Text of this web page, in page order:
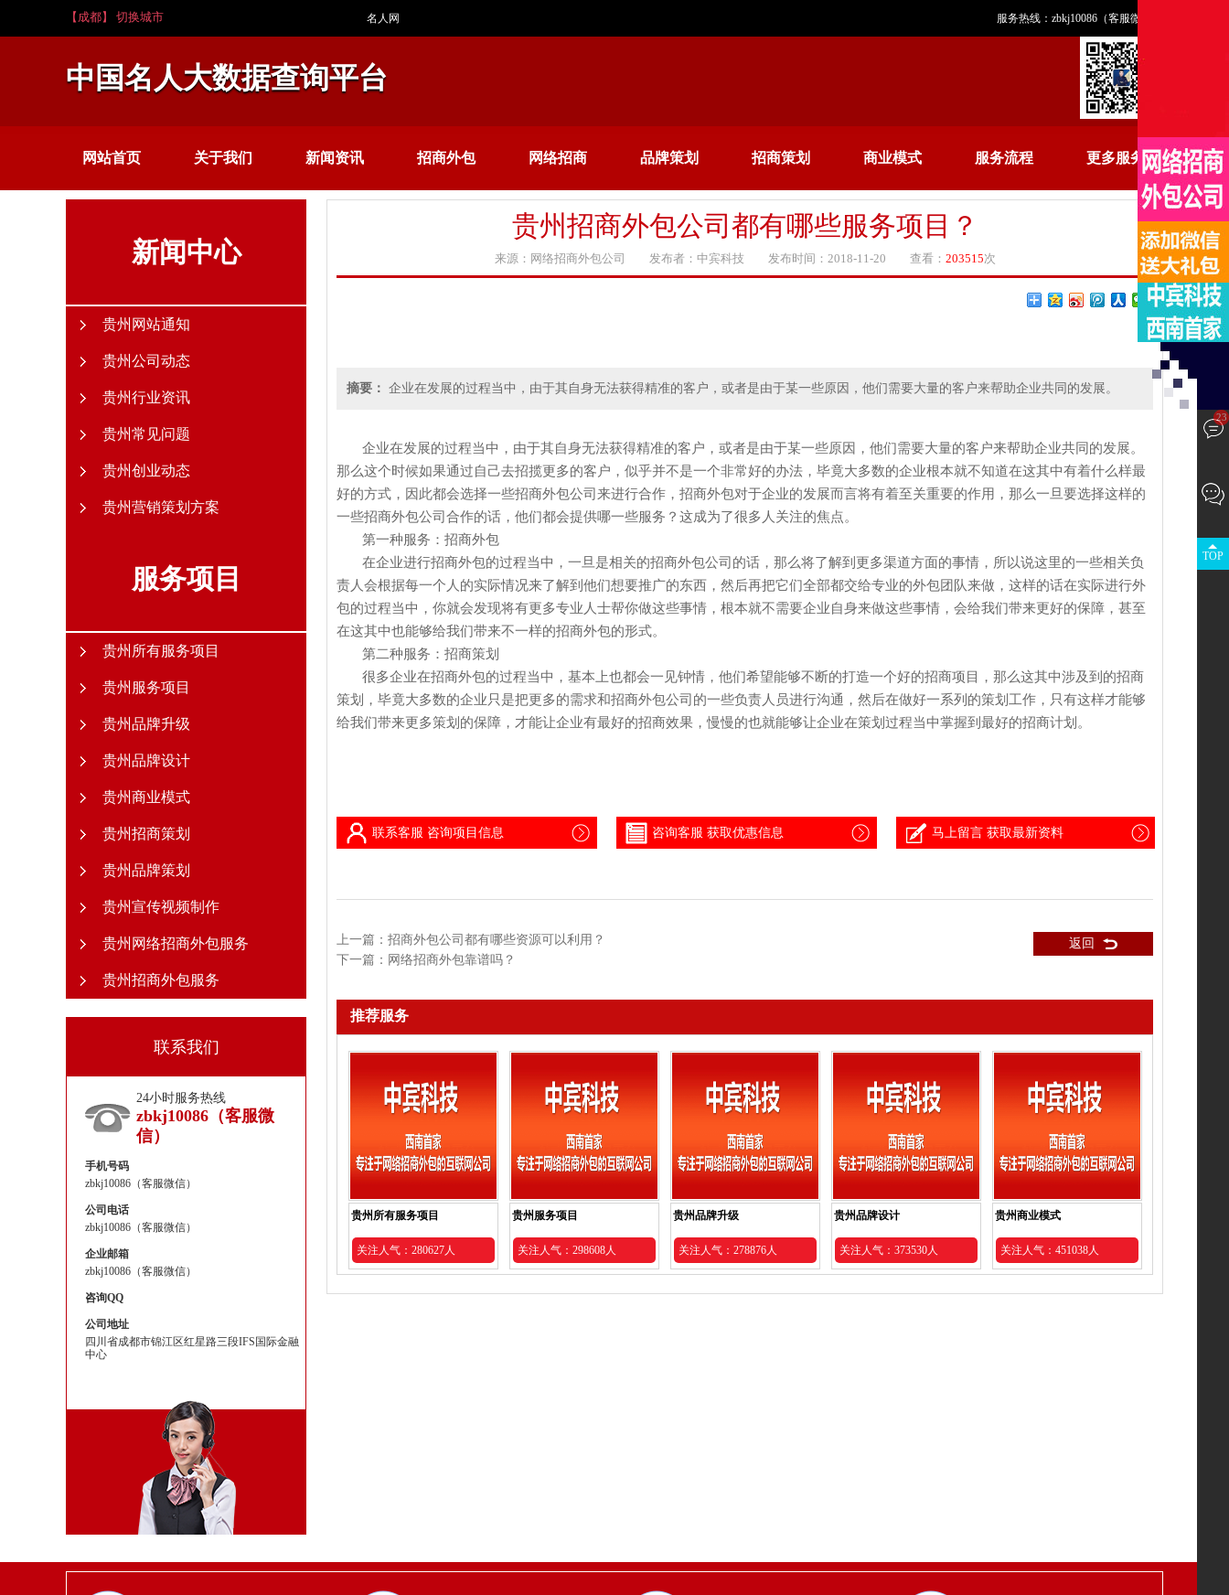
【成都】 切换城市 名人网 服务热线：zbkj10086（客服微信）
中国名人大数据查询平台
网站首页 关于我们 新闻资讯 招商外包 网络招商 品牌策划 招商策划 商业模式 服务流程 更多服务
贵州招商外包公司都有哪些服务项目？
来源：网络招商外包公司 发布者：中宾科技 发布时间：2018-11-20 查看： 203515次
摘要： 企业在发展的过程当中，由于其自身无法获得精准的客户，或者是由于某一些原因，他们需要大量的客户来帮助企业共同的发展。
企业在发展的过程当中，由于其自身无法获得精准的客户，或者是由于某一些原因，他们需要大量的客户来帮助企业共同的发展。
那么这个时候如果通过自己去招揽更多的客户，似乎并不是一个非常好的办法，毕竟大多数的企业根本就不知道在这其中有着什么样最
好的方式，因此都会选择一些招商外包公司来进行合作，招商外包对于企业的发展而言将有着至关重要的作用，那么一旦要选择这样的
一些招商外包公司 合作的话，他们都会提供哪一些服务？这成为了很多人关注的焦点。
第一种服务：招商外包
在企业进行招商外包的过程当中，一旦是相关的招商外包公司 的话，那么将了解到更多渠道方面的事情，所以说这里的一些相关负
责人会根据每一个人的实际情况来了解到他们想要推广的东西，然后再把它们全部都交给专业的外包团队来做，这样的话在实际进行外
包的过程当中，你就会发现将有更多专业人士帮你做这些事情，根本就不需要企业自身来做这些事情，会给我们带来更好的保障，甚至
在这其中也能够给我们带来不一样的招商外包的形式。
第二种服务：招商策划
很多企业在招商外包的过程当中，基本上也都会一见钟情，他们希望能够不断的打造一个好的招商项目，那么这其中涉及到的招商
策划，毕竟大多数的企业只是把更多的需求和招商外包公司的一些负责人员进行沟通，然后在做好一系列的策划工作，只有这样才能够
给我们带来更多策划的保障，才能让企业有最好的招商效果，慢慢的也就能够让企业在策划过程当中掌握到最好的招商计划。
联系客服 咨询项目信息 咨询客服 获取优惠信息 马上留言 获取最新资料
上一篇： 招商外包公司都有哪些资源可以利用？
下一篇： 网络招商外包靠谱吗？
返回
推荐服务
贵州所有服务项目
关注人气：280627人
贵州服务项目
关注人气：298608人
贵州品牌升级
关注人气：278876人
贵州品牌设计
关注人气：373530人
贵州商业模式
关注人气：451038人
新闻中心
贵州网站通知
贵州公司动态
贵州行业资讯
贵州常见问题
贵州创业动态
贵州营销策划方案
服务项目
贵州所有服务项目
贵州服务项目
贵州品牌升级
贵州品牌设计
贵州商业模式
贵州招商策划
贵州品牌策划
贵州宣传视频制作
贵州网络招商外包服务
贵州招商外包服务
联系我们
24小时服务热线
zbkj10086（客服微
信）
手机号码
zbkj10086（客服微信）
公司电话
zbkj10086（客服微信）
企业邮箱
zbkj10086（客服微信）
咨询QQ
公司地址
四川省成都市锦江区红星路三段IFS国际金融
中心
23
TOP